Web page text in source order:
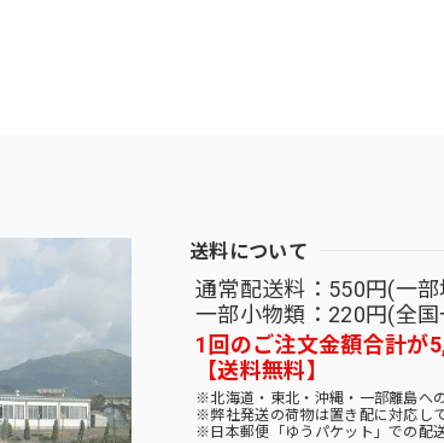
送料について
通常配送料：550円(一
一部小物類：220円(全国
1回のご注文金額合計が
【送料無料】
※北海道・東北・沖縄・一部離島へ
※弊社発送の荷物は置き配に対応し
※日本郵便「ゆうパケット」での配